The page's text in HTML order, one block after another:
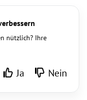
nützlich? Ihre
Ja Nein